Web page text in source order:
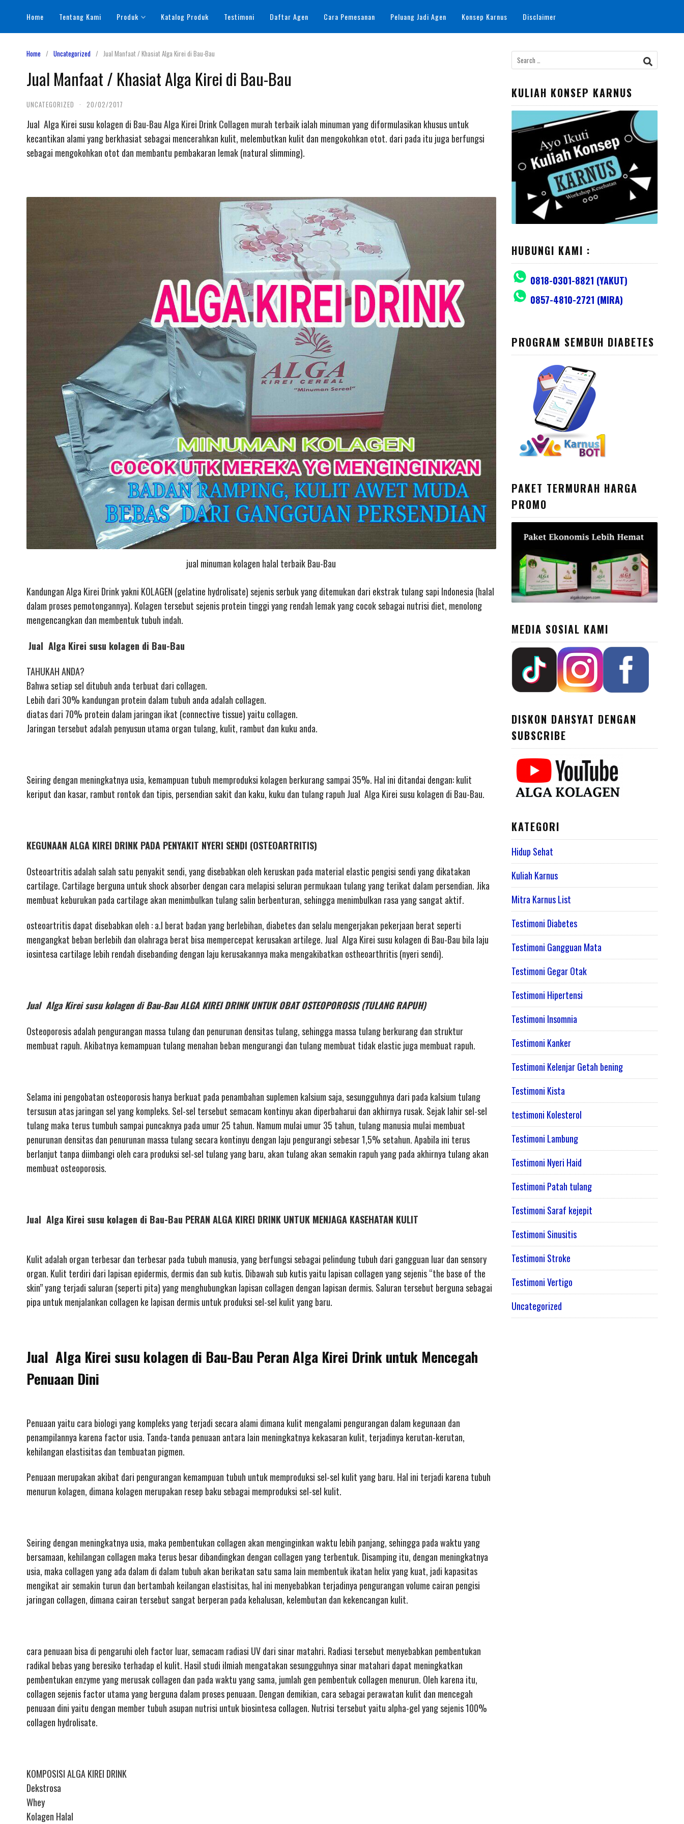
content
Home Tentang Kami Produk Katalog Produk Testimoni Daftar Agen Cara Pemesanan Peluang Jadi Agen Konsep Karnus Disclaimer
Home Uncategorized Jual Manfaat / Khasiat Alga Kirei di Bau-Bau
Jual Manfaat / Khasiat Alga Kirei di Bau-Bau
UNCATEGORIZED · 20/02/2017
Jual Alga Kirei susu kolagen di Bau-Bau Alga Kirei Drink Collagen murah terbaik ialah minuman yang diformulasikan khusus untuk
kecantikan alami yang berkhasiat sebagai mencerahkan kulit, melembutkan kulit dan mengokohkan otot. dari pada itu juga berfungsi
sebagai mengokohkan otot dan membantu pembakaran lemak (natural slimming).
jual minuman kolagen halal terbaik Bau-Bau
Kandungan Alga Kirei Drink yakni KOLAGEN (gelatine hydrolisate) sejenis serbuk yang ditemukan dari ekstrak tulang sapi Indonesia (halal
dalam proses pemotongannya). Kolagen tersebut sejenis protein tinggi yang rendah lemak yang cocok sebagai nutrisi diet, menolong
mengencangkan dan membentuk tubuh indah.
Jual Alga Kirei susu kolagen di Bau-Bau
TAHUKAH ANDA?
Bahwa setiap sel ditubuh anda terbuat dari collagen.
Lebih dari 30% kandungan protein dalam tubuh anda adalah collagen.
diatas dari 70% protein dalam jaringan ikat (connective tissue) yaitu collagen.
Jaringan tersebut adalah penyusun utama organ tulang, kulit, rambut dan kuku anda.
Seiring dengan meningkatnya usia, kemampuan tubuh memproduksi kolagen berkurang sampai 35%. Hal ini ditandai dengan: kulit
keriput dan kasar, rambut rontok dan tipis, persendian sakit dan kaku, kuku dan tulang rapuh Jual Alga Kirei susu kolagen di Bau-Bau.
KEGUNAAN ALGA KIREI DRINK PADA PENYAKIT NYERI SENDI (OSTEOARTRITIS)
Osteoartritis adalah salah satu penyakit sendi, yang disebabkan oleh keruskan pada material elastic pengisi sendi yang dikatakan
cartilage. Cartilage berguna untuk shock absorber dengan cara melapisi seluran permukaan tulang yang terikat dalam persendian. Jika
membuat keburukan pada cartilage akan menimbulkan tulang salin berbenturan, sehingga menimbulkan rasa yang sangat aktif.
osteoartritis dapat disebabkan oleh : a.l berat badan yang berlebihan, diabetes dan selalu mengerjakan pekerjaan berat seperti
mengangkat beban berlebih dan olahraga berat bisa mempercepat kerusakan artilege. Jual Alga Kirei susu kolagen di Bau-Bau bila laju
iosintesa cartilage lebih rendah disebanding dengan laju kerusakannya maka mengakibatkan ostheoarthritis (nyeri sendi).
Jual Alga Kirei susu kolagen di Bau-Bau ALGA KIREI DRINK UNTUK OBAT OSTEOPOROSIS (TULANG RAPUH)
Osteoporosis adalah pengurangan massa tulang dan penurunan densitas tulang, sehingga massa tulang berkurang dan struktur
membuat rapuh. Akibatnya kemampuan tulang menahan beban mengurangi dan tulang membuat tidak elastic juga membuat rapuh.
Selama ini pengobatan osteoporosis hanya berkuat pada penambahan suplemen kalsium saja, sesungguhnya dari pada kalsium tulang
tersusun atas jaringan sel yang kompleks. Sel-sel tersebut semacam kontinyu akan diperbaharui dan akhirnya rusak. Sejak lahir sel-sel
tulang maka terus tumbuh sampai puncaknya pada umur 25 tahun. Namum mulai umur 35 tahun, tulang manusia mulai membuat
penurunan densitas dan penurunan massa tulang secara kontinyu dengan laju pengurangi sebesar 1,5% setahun. Apabila ini terus
berlanjut tanpa diimbangi oleh cara produksi sel-sel tulang yang baru, akan tulang akan semakin rapuh yang pada akhirnya tulang akan
membuat osteoporosis.
Jual Alga Kirei susu kolagen di Bau-Bau PERAN ALGA KIREI DRINK UNTUK MENJAGA KASEHATAN KULIT
Kulit adalah organ terbesar dan terbesar pada tubuh manusia, yang berfungsi sebagai pelindung tubuh dari gangguan luar dan sensory
organ. Kulit terdiri dari lapisan epidermis, dermis dan sub kutis. Dibawah sub kutis yaitu lapisan collagen yang sejenis “the base of the
skin” yang terjadi saluran (seperti pita) yang menghubungkan lapisan collagen dengan lapisan dermis. Saluran tersebut berguna sebagai
pipa untuk menjalankan collagen ke lapisan dermis untuk produksi sel-sel kulit yang baru.
Jual Alga Kirei susu kolagen di Bau-Bau Peran Alga Kirei Drink untuk Mencegah
Penuaan Dini
Penuaan yaitu cara biologi yang kompleks yang terjadi secara alami dimana kulit mengalami pengurangan dalam kegunaan dan
penampilannya karena factor usia. Tanda-tanda penuaan antara lain meningkatnya kekasaran kulit, terjadinya kerutan-kerutan,
kehilangan elastisitas dan tembuatan pigmen.
Penuaan merupakan akibat dari pengurangan kemampuan tubuh untuk memproduksi sel-sel kulit yang baru. Hal ini terjadi karena tubuh
menurun kolagen, dimana kolagen merupakan resep baku sebagai memproduksi sel-sel kulit.
Seiring dengan meningkatnya usia, maka pembentukan collagen akan menginginkan waktu lebih panjang, sehingga pada waktu yang
bersamaan, kehilangan collagen maka terus besar dibandingkan dengan collagen yang terbentuk. Disamping itu, dengan meningkatnya
usia, maka collagen yang ada dalam di dalam tubuh akan berikatan satu sama lain membentuk ikatan helix yang kuat, jadi kapasitas
mengikat air semakin turun dan bertambah keilangan elastisitas, hal ini menyebabkan terjadinya pengurangan volume cairan pengisi
jaringan collagen, dimana cairan tersebut sangat berperan pada kehalusan, kelembutan dan kekencangan kulit.
cara penuaan bisa di pengaruhi oleh factor luar, semacam radiasi UV dari sinar matahri. Radiasi tersebut menyebabkan pembentukan
radikal bebas yang beresiko terhadap el kulit. Hasil studi ilmiah mengatakan sesungguhnya sinar matahari dapat meningkatkan
pembentukan enzyme yang merusak collagen dan pada waktu yang sama, jumlah gen pembentuk collagen menurun. Oleh karena itu,
collagen sejenis factor utama yang berguna dalam proses penuaan. Dengan demikian, cara sebagai perawatan kulit dan mencegah
penuaan dini yaitu dengan member tubuh asupan nutrisi untuk biosintesa collagen. Nutrisi tersebut yaitu alpha-gel yang sejenis 100%
collagen hydrolisate.
KOMPOSISI ALGA KIREI DRINK
Dekstrosa
Whey
Kolagen Halal
Search
for:
KULIAH KONSEP KARNUS
HUBUNGI KAMI :
0818-0301-8821 (YAKUT)
0857-4810-2721 (MIRA)
PROGRAM SEMBUH DIABETES
PAKET TERMURAH HARGA
PROMO
MEDIA SOSIAL KAMI
DISKON DAHSYAT DENGAN
SUBSCRIBE
KATEGORI
Hidup Sehat
Kuliah Karnus
Mitra Karnus List
Testimoni Diabetes
Testimoni Gangguan Mata
Testimoni Gegar Otak
Testimoni Hipertensi
Testimoni Insomnia
Testimoni Kanker
Testimoni Kelenjar Getah bening
Testimoni Kista
testimoni Kolesterol
Testimoni Lambung
Testimoni Nyeri Haid
Testimoni Patah tulang
Testimoni Saraf kejepit
Testimoni Sinusitis
Testimoni Stroke
Testimoni Vertigo
Uncategorized